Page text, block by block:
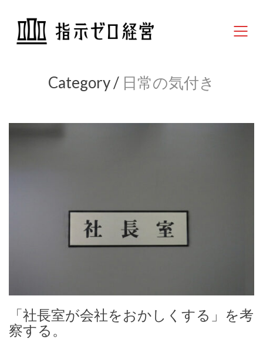
Category / 日常の気付き
「社長室が会社をおかしくする」を考
察する。